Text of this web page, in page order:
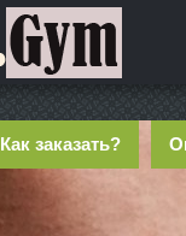
Как заказать?